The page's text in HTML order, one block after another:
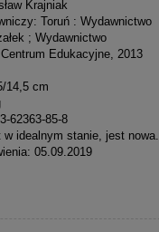
Krajniak
Toruń : Wydawnictwo
; Wydawnictwo
Edukacyjne, 2013
14,5 cm
62363-85-8
w idealnym stanie, jest nowa.
05.09.2019